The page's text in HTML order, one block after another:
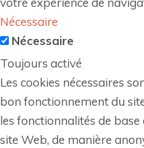
Nécessaire
Nécessaire
Toujours activé
Les cookies nécessaires
bon fonctionnement du
les fonctionnalités de
site Web, de manière